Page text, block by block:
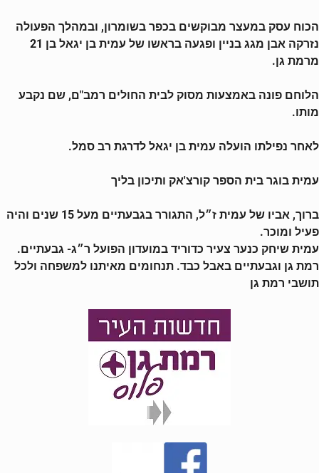
הכוח עסק במעצר מבוקשים בכפר בשומרון, ובמהלך הפעולה
נזרקה אבן מגג בניין ופגעה בראשו של עמית בן יגאל בן 21
מרמת גן.
הלוחם פונה באמצעות מסוק לבית החולים רמב"ם, שם נקבע
מותו.
לאחר נפילתו הועלה עמית בן יגאל לדרגת רב סמל.
עמית בוגר בית הספר קורצ'אק ותיכון בליך
ברוך, אביו של עמית ז״ל, התגורר בגבעתיים מעל 15 שנים והיה
פעיל ומוכר.
עמית שיחק כנער צעיר כדוריד במועדון הפועל ר״ג- גבעתיים.
רמת גן וגבעתיים באבל כבד. תנחומים מאיתנו למשפחה ולכל
תושבי רמת גן